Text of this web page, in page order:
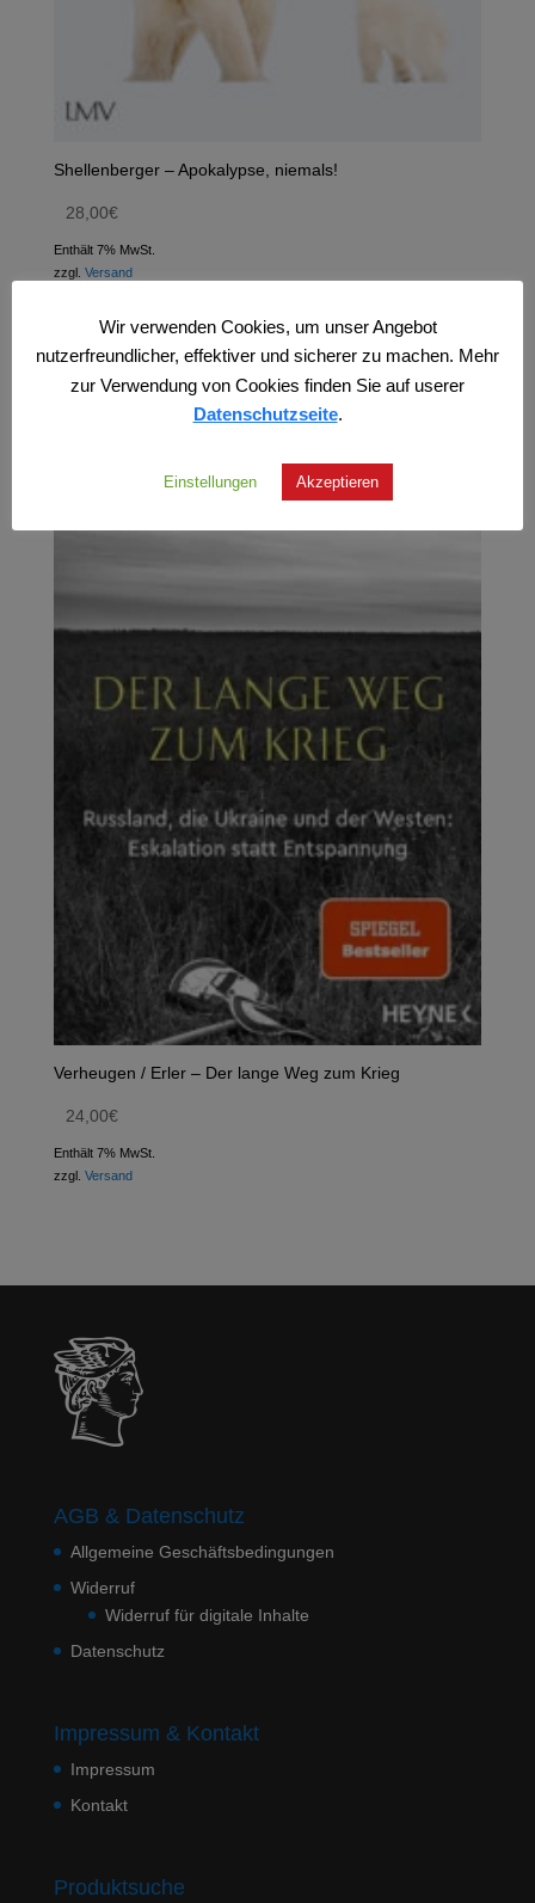
Shellenberger – Apokalypse, niemals!
28,00€
Enthält 7% MwSt.
zzgl. Versand
Verheugen / Erler – Der lange Weg zum Krieg
24,00€
Enthält 7% MwSt.
zzgl. Versand
AGB & Datenschutz
Allgemeine Geschäftsbedingungen
Widerruf
Widerruf für digitale Inhalte
Datenschutz
Impressum & Kontakt
Impressum
Kontakt
Produktsuche
Wir verwenden Cookies, um unser Angebot
nutzerfreundlicher, effektiver und sicherer zu machen. Mehr
zur Verwendung von Cookies finden Sie auf userer
Datenschutzseite.
Einstellungen Akzeptieren